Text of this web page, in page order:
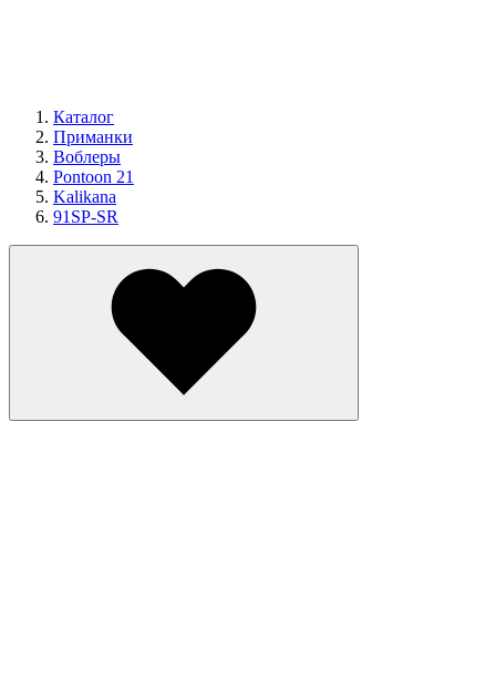
Каталог
Приманки
Воблеры
Pontoon 21
Kalikana
91SP-SR